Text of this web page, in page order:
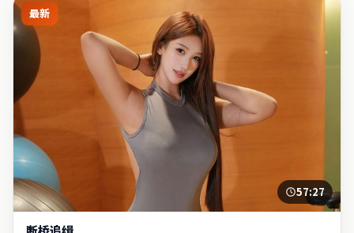
最新
57:27